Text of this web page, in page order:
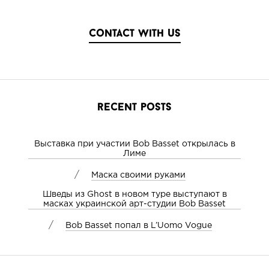
contact with us
recent posts
Выставка при участии Bob Basset открылась в
Лиме
/ Маска своими руками
Шведы из Ghost в новом туре выступают в
масках украинской арт-студии Bob Basset
/ Bob Basset попал в L’Uomo Vogue